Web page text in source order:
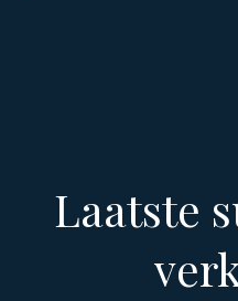
Laatste